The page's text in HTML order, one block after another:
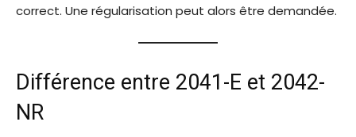
correct. Une régularisation peut alors être demandée.
Différence entre 2041-E et 2042-
NR